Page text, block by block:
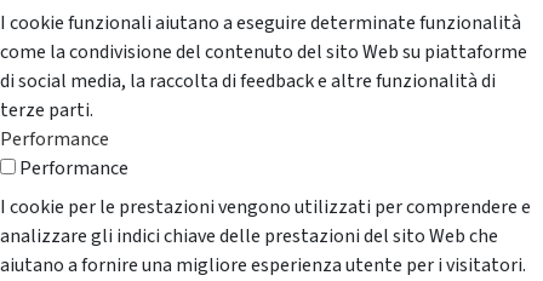
I cookie funzionali aiutano a eseguire determinate funzionalità
come la condivisione del contenuto del sito Web su piattaforme
di social media, la raccolta di feedback e altre funzionalità di
terze parti.
Performance
Performance
I cookie per le prestazioni vengono utilizzati per comprendere e
analizzare gli indici chiave delle prestazioni del sito Web che
aiutano a fornire una migliore esperienza utente per i visitatori.